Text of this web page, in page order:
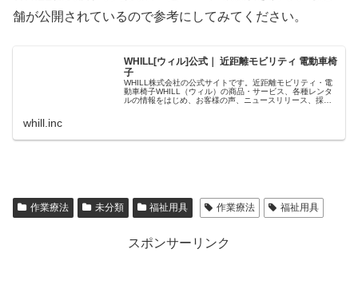
舗が公開されているので参考にしてみてください。
WHILL[ウィル]公式｜ 近距離モビリティ 電動車椅
子
WHILL株式会社の公式サイトです。近距離モビリティ・電
動車椅子WHILL（ウィル）の商品・サービス、各種レンタ
ルの情報をはじめ、お客様の声、ニュースリリース、採用
whill.inc
作業療法 未分類 福祉用具 作業療法 福祉用具
スポンサーリンク